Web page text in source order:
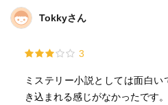
Tokkyさん
3
ミステリー小説としては面白い
き込まれる感じがなかったです。